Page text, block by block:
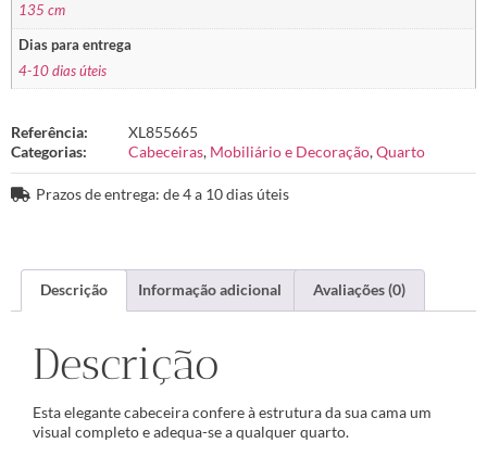
135 cm
Dias para entrega
4-10 dias úteis
Referência:
XL855665
Categorias:
Cabeceiras, Mobiliário e Decoração,Quarto
Prazos de entrega: de 4 a 10 dias úteis
Descrição Informação adicional Avaliações (0)
Descrição
Esta elegante cabeceira confere à estrutura da sua cama um
visual completo e adequa-se a qualquer quarto.